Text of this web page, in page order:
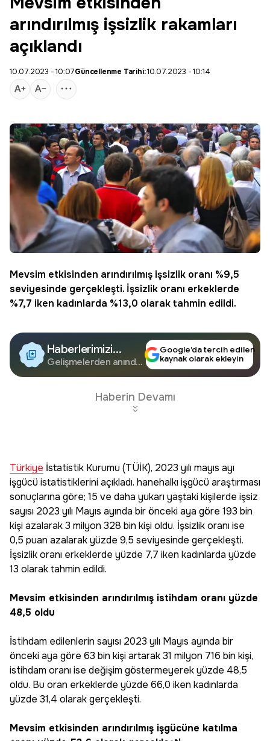
arındırılmış işsizlik rakamları
açıklandı
10.07.2023 - 10:07Güncellenme Tarihi:10.07.2023 - 10:14
Mevsim etkisinden arındırılmış işsizlik oranı %9,5
seviyesinde gerçekleşti. İşsizlik oranı erkeklerde
%7,7 iken kadınlarda %13,0 olarak tahmin edildi.
Haberlerimizi
Google'da Takip
Edin
Gelişmelerden anında
Google’da tercih edilen
kaynak olarak ekleyin
Haberin Devamı
Türkiye İstatistik Kurumu (TÜİK), 2023 yılı mayıs ayı
işgücü istatistiklerini açıkladı. hanehalkı işgücü araştırması
sonuçlarına göre; 15 ve daha yukarı yaştaki kişilerde işsiz
sayısı 2023 yılı Mayıs ayında bir önceki aya göre 193 bin
kişi azalarak 3 milyon 328 bin kişi oldu. İşsizlik oranı ise
0,5 puan azalarak yüzde 9,5 seviyesinde gerçekleşti.
İşsizlik oranı erkeklerde yüzde 7,7 iken kadınlarda yüzde
13 olarak tahmin edildi.
Mevsim etkisinden arındırılmış istihdam oranı yüzde
48,5 oldu
İstihdam edilenlerin sayısı 2023 yılı Mayıs ayında bir
önceki aya göre 63 bin kişi artarak 31 milyon 716 bin kişi,
istihdam oranı ise değişim göstermeyerek yüzde 48,5
oldu. Bu oran erkeklerde yüzde 66,0 iken kadınlarda
yüzde 31,4 olarak gerçekleşti.
Mevsim etkisinden arındırılmış işgücüne katılma